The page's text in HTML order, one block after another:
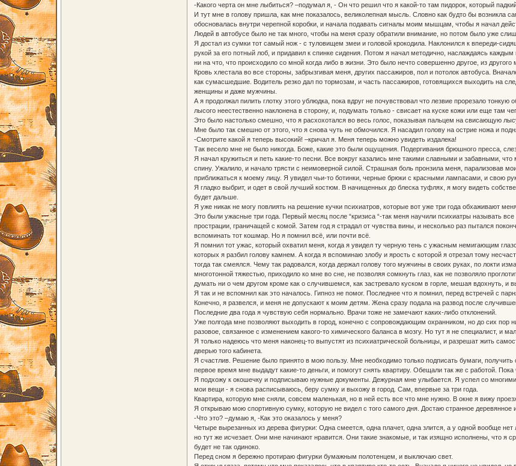
-Какого черта он мне лыбиться? –подумал я, - Он что решил что я какой-то там пидорок, который
И тут мне в голову пришла, как мне показалось, великолепная мысль. Словно как будто бы возникла
обосновалась внутри черепной коробки, и начала подавать сигналы моим мышцам, чтобы я начал
Людей в автобусе было не так много, чтобы на меня сразу обратили внимание, но потом было уже
Я достал из сумки тот самый нож - с туловищем змеи и головой крокодила. Наклонился к впереди-
рукой за его потный лоб, и придавил к спинке сидения. Потом я начал методично, наслаждаясь
ни на что, что происходило со мной когда либо в жизни. Это было нечто совершенно другое, из другого
Кровь хлестала во все стороны, забрызгивая меня, других пассажиров, пол и потолок автобуса.
как сумасшедшие. Водитель резко дал по тормозам, и часть пассажиров, готовящихся выходить на
женщины и даже мужчины.
А я продолжал пилить глотку этого ублюдка, пока вдруг не почувствовал что лезвие прорезало тонкую
лысого неестественно наклонена в сторону, и, подумать только - свисает на куске кожи или еще там
Это было настолько смешно, что я расхохотался во весь голос, показывая пальцем на свисающую
Мне было так смешно от этого, что я снова чуть не обмочился. Я насадил голову на острие ножа и
-Смотрите какой я теперь высокий! –кричал я. Меня теперь можно увидеть издалека!
Так весело мне не было никогда. Боже, какие это были ощущения. Подергивания брюшного пресса,
Я начал кружиться и петь какие-то песни. Все вокруг казались мне такими славными и забавными,
спину. Ужалило, и начало трясти с неимоверной силой. Страшная боль пронзила меня, парализовав
приближаться к моему лицу. Я увидел чьи-то ботинки, черные брюки с красными лампасами, и свою
Я гладко выбрит, и одет в свой лучший костюм. В начищенных до блеска туфлях, я могу видеть
будет дальше.
Я уже никак не могу повлиять на решение кучки психиатров, которые вот уже три года обхаживают
Это были ужасные три года. Первый месяц после “кризиса “-так меня научили психиатры называть
прострации, граничащей с комой. Затем год я страдал от чувства вины, и несколько раз пытался
вспоминать тот кошмар. Но я помнил всё, или почти всё.
Я помнил тот ужас, который охватил меня, когда я увидел ту черную тень с ужасным немигающим
которых я разбил голову камнем. А когда я вспоминаю злобу и ярость с которой я отрезал тому
тогда так смеялся. Чему так радовался, когда держал голову того мужчины в своих руках, по локти
многотонной тяжестью, приходило ко мне во сне, не позволяя сомкнуть глаз, как не позволяло
думать ни о чем другом кроме как о случившемся, как застревало куском в горле, мешая вдохнуть, и
Я так и не вспомнил как это началось. Гипноз не помог. Последнее что я помнил, перед встречей с
Конечно, я развелся, и меня не допускают к моим детям. Жена сразу подала на развод после
Последние два года я чувствую себя нормально. Врачи тоже не замечают каких-либо отклонений.
Уже полгода мне позволяют выходить в город, конечно с сопровождающим охранником, но до сих пор
разовое, связанное с изменением какого-то химического баланса в мозгу. Но тут я не специалист, и
Я только надеюсь что меня наконец-то выпустят из психиатрической больницы, и разрешат жить
дверью того кабинета.
Я счастлив. Решение было принято в мою пользу. Мне необходимо только подписать бумаги,
первое время мне выдадут какие-то деньги, и помогут снять квартиру. Обещали так же с работой.
Я подхожу к окошечку и подписываю нужные документы. Дежурная мне улыбается. Я успел со
мои вещи - я снова расписываюсь, беру сумку и выхожу в город. Сам, впервые за три года.
Квартира, которую мне сняли, совсем маленькая, но в ней есть все что мне нужно. В окне я вижу
Я открываю мою спортивную сумку, которую не видел с того самого дня. Достаю странное деревянное
-Что это? –думаю я, -Как это оказалось у меня?
Четыре вырезанных из дерева фигурки: Одна смеется, одна плачет, одна злится, а у одной вообще нет
но тут же исчезает. Они мне начинают нравится. Они такие знакомые, и так изящно исполнены, что я
будет не так одиноко.
Перед сном я бережно протираю фигурки бумажным полотенцем, и выключаю свет.